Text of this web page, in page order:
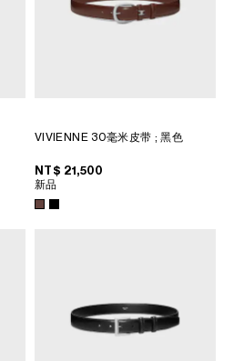
VIVIENNE 30毫米皮带 ; 黑色
NT$ 21,500
新品